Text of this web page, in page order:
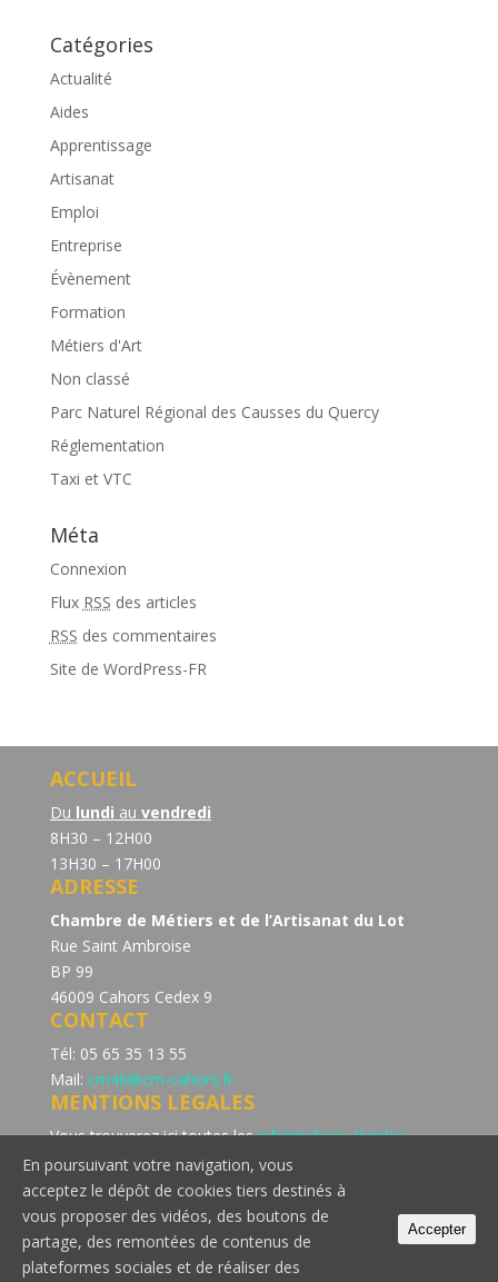
Catégories
Actualité
Aides
Apprentissage
Artisanat
Emploi
Entreprise
Évènement
Formation
Métiers d'Art
Non classé
Parc Naturel Régional des Causses du Quercy
Réglementation
Taxi et VTC
Méta
Connexion
Flux RSS des articles
RSS des commentaires
Site de WordPress-FR
ACCUEIL
Du lundi au vendredi
8H30 – 12H00
13H30 – 17H00
ADRESSE
Chambre de Métiers et de l’Artisanat du Lot
Rue Saint Ambroise
BP 99
46009 Cahors Cedex 9
CONTACT
Tél: 05 65 35 13 55
Mail: cm46@cm-cahors.fr
MENTIONS LEGALES
Vous trouverez ici toutes lesinformations légales
concernant la politique de confidentialité du site de la
Chambre de Métiers et de l’Artisanat du Lot.
Consultez notre page dédiée à lapolitique de cookie
En poursuivant votre navigation, vous
acceptez le dépôt de cookies tiers destinés à
vous proposer des vidéos, des boutons de
partage, des remontées de contenus de
plateformes sociales et de réaliser des
Accepter